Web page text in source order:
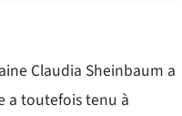
Claudia Sheinbaum a
a toutefois tenu à